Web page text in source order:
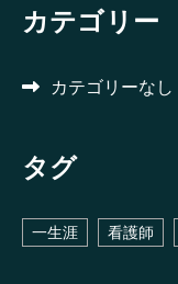
カテゴリー
カテゴリーなし
タグ
一生涯 看護師